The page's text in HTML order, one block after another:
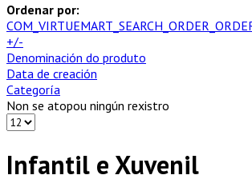
Ordenar por:
+/-
Denominación do produto
Data de creación
Categoría
Non se atopou ningún rexistro
Infantil e Xuvenil